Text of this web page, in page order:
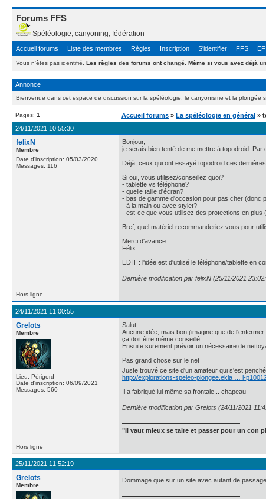
Forums FFS
Spéléologie, canyoning, fédération
Accueil forums Liste des membres Règles Inscription S'identifier FFS
Vous n'êtes pas identifié. Les règles des forums ont changé. Même si vous avez déjà
Annonce
Bienvenue dans cet espace de discussion sur la spéléologie, le canyonisme et la plongée
Pages: 1 Accueil forums » La spéléologie en général »
24/11/2021 10:55:30
felixN
Membre
Date d'inscription: 05/03/2020
Messages: 116
Bonjour,
je serais bien tenté de me mettre à topodroid.
Déjà, ceux qui ont essayé topodroid ces
Si oui, vous utilisez/conseillez quoi?
- tablette vs téléphone?
- quelle taille d'écran?
- bas de gamme d'occasion pour pas cher (donc
- à la main ou avec stylet?
- est-ce que vous utilisez des protections en
Bref, quel matériel recommanderiez vous pour
Merci d'avance
Félix
EDIT : l'idée est d'utilisé le téléphone/tablette en
Dernière modification par felixN (25/11/2021
Hors ligne
24/11/2021 11:00:55
Grelots
Membre
Lieu: Périgord
Date d'inscription: 06/09/2021
Messages: 560
Salut
Aucune idée, mais bon j'imagine que de
ça doit être même conseillé...
Ensuite surement prévoir un nécessaire de
Pas grand chose sur le net
Juste trouvé ce site d'un amateur qui s'est
http://explorations-speleo-plongee.ekla … l-
Il a fabriqué lui même sa frontale... chapeau
Dernière modification par Grelots (24/11/2021
"Il vaut mieux se taire et passer pour un con
Hors ligne
25/11/2021 11:52:19
Grelots
Membre
Dommage que sur un site avec autant de